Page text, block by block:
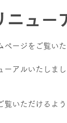
ニュー
ージをご覧い
アルいたしまし
覧いただけるよ